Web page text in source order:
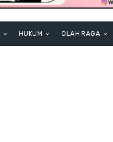
HUKUM OLAH RAGA